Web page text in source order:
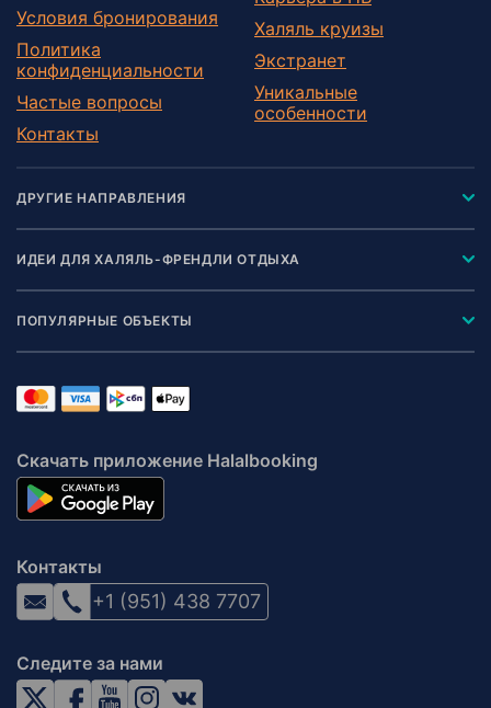
Условия бронирования
Политика
конфиденциальности
Частые вопросы
Контакты
Халяль круизы
Экстранет
Уникальные
особенности
ДРУГИЕ НАПРАВЛЕНИЯ
ИДЕИ ДЛЯ ХАЛЯЛЬ-ФРЕНДЛИ ОТДЫХА
ПОПУЛЯРНЫЕ ОБЪЕКТЫ
Скачать приложение Halalbooking
Контакты
+1 (951) 438 7707
Следите за нами